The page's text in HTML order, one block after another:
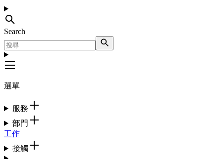
Search
選單
服務
部門
工作
接觸